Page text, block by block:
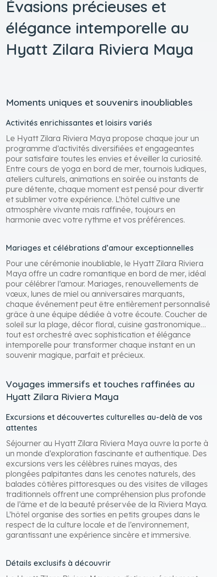
Évasions précieuses et
élégance intemporelle au
Hyatt Zilara Riviera Maya
Moments uniques et souvenirs inoubliables
Activités enrichissantes et loisirs variés
Le Hyatt Zilara Riviera Maya propose chaque jour un
programme d’activités diversifiées et engageantes
pour satisfaire toutes les envies et éveiller la curiosité.
Entre cours de yoga en bord de mer, tournois ludiques,
ateliers culturels, animations en soirée ou instants de
pure détente, chaque moment est pensé pour divertir
et sublimer votre expérience. L’hôtel cultive une
atmosphère vivante mais raffinée, toujours en
harmonie avec votre rythme et vos préférences.
Mariages et célébrations d’amour exceptionnelles
Pour une cérémonie inoubliable, le Hyatt Zilara Riviera
Maya offre un cadre romantique en bord de mer, idéal
pour célébrer l’amour. Mariages, renouvellements de
vœux, lunes de miel ou anniversaires marquants,
chaque événement peut être entièrement personnalisé
grâce à une équipe dédiée à votre écoute. Coucher de
soleil sur la plage, décor floral, cuisine gastronomique…
tout est orchestré avec sophistication et élégance
intemporelle pour transformer chaque instant en un
souvenir magique, parfait et précieux.
Voyages immersifs et touches raffinées au
Hyatt Zilara Riviera Maya
Excursions et découvertes culturelles au-delà de vos
attentes
Séjourner au Hyatt Zilara Riviera Maya ouvre la porte à
un monde d’exploration fascinante et authentique. Des
excursions vers les célèbres ruines mayas, des
plongées palpitantes dans les cenotes naturels, des
balades côtières pittoresques ou des visites de villages
traditionnels offrent une compréhension plus profonde
de l’âme et de la beauté préservée de la Riviera Maya.
L’hôtel organise des sorties en petits groupes dans le
respect de la culture locale et de l’environnement,
garantissant une expérience sincère et immersive.
Détails exclusifs à découvrir